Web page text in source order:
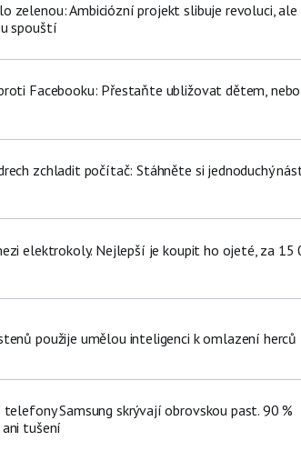
zelenou: Ambiciózní projekt slibuje revoluci, ale
spouští
Facebooku: Přestaňte ubližovat dětem, nebo
zchladit počítač: Stáhněte si jednoduchý
elektrokoly. Nejlepší je koupit ho ojeté, za 15
použije umělou inteligenci k omlazení herců
Samsung skrývají obrovskou past. 90 %
tušení